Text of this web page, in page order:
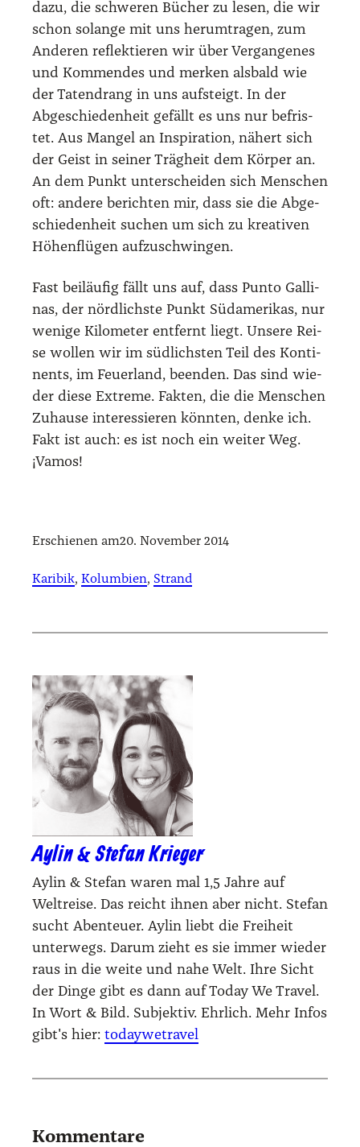
dazu, die schwe­ren Bücher zu lesen, die wir
schon solan­ge mit uns her­um­tra­gen, zum
Ande­ren reflek­tie­ren wir über Ver­gan­ge­nes
und Kom­men­des und mer­ken als­bald wie
der Taten­drang in uns auf­steigt. In der
Abge­schie­den­heit gefällt es uns nur befris­
tet. Aus Man­gel an Inspi­ra­ti­on, nähert sich
der Geist in sei­ner Träg­heit dem Kör­per an.
An dem Punkt unter­schei­den sich Men­schen
oft: ande­re berich­ten mir, dass sie die Abge­
schie­den­heit suchen um sich zu krea­ti­ven
Höhen­flü­gen auf­zu­schwin­gen.
Fast bei­läu­fig fällt uns auf, dass Pun­to Gal­li­
nas, der nörd­lichs­te Punkt Süd­ame­ri­kas, nur
weni­ge Kilo­me­ter ent­fernt liegt. Unse­re Rei­
se wol­len wir im süd­lichs­ten Teil des Kon­ti­
nents, im Feu­er­land, been­den. Das sind wie­
der die­se Extre­me. Fak­ten, die die Men­schen
Zuhau­se inter­es­sie­ren könn­ten, den­ke ich.
Fakt ist auch: es ist noch ein wei­ter Weg.
¡Vamos!
Erschienen am20. November 2014
Karibik, Kolumbien, Strand
Aylin & Stefan Krieger
Aylin & Stefan waren mal 1,5 Jahre auf
Weltreise. Das reicht ihnen aber nicht. Stefan
sucht Abenteuer. Aylin liebt die Freiheit
unterwegs. Darum zieht es sie immer wieder
raus in die weite und nahe Welt. Ihre Sicht
der Dinge gibt es dann auf Today We Travel.
In Wort & Bild. Subjektiv. Ehrlich. Mehr Infos
gibt's hier: todaywetravel
Kommentare